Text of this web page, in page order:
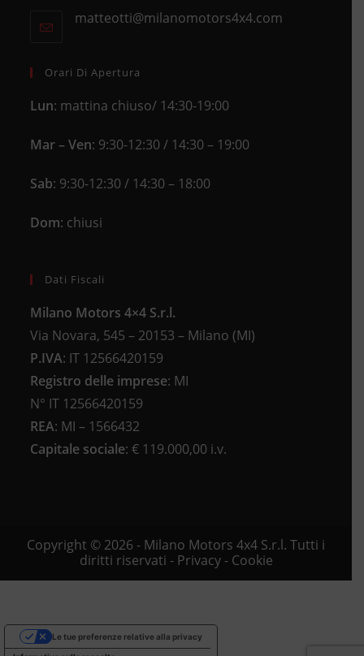
your
matteotti@milanomotors4x4.comOpens
Orari Di Apertura
Lun: mattina chiuso/ 14:30-19:00
Mar – Ven: 9:30-12:30 / 14:30 – 19:00
Sab: 9:30-12:30 / 14:30 – 18:00
Dom: chiusi
Dati Fiscali
Milano Motors 4×4 S.r.l.
Via Novara, 545 – 20153 – Milano (MI)
P.IVA: IT 12566420159
Registro delle imprese: MI
N° IT 12566420159
REA: MI – 1566432
Capitale sociale: € 119.000,00 i.v.
Copyright © 2026 - Milano Motors 4x4 S.r.l. Tutti i
diritti riservati - Privacy- Cookie
Le tue preferenze relative alla privacy